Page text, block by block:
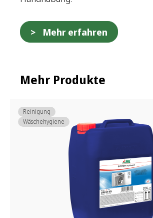
Mehr erfahren
Mehr Produkte
Reinigung
Wäschehygiene